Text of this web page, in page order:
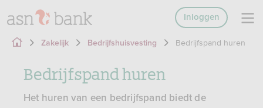
Inloggen
Zakelijk Bedrijfshuisvesting Bedrijfspand huren
Bedrijfspand huren
Het huren van een bedrijfspand biedt de